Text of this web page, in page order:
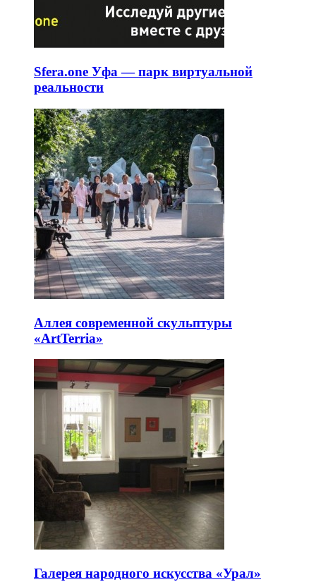
Sfera.one Уфа — парк виртуальной
реальности
Аллея современной скульптуры
«ArtTerria»
Галерея народного искусства «Урал»